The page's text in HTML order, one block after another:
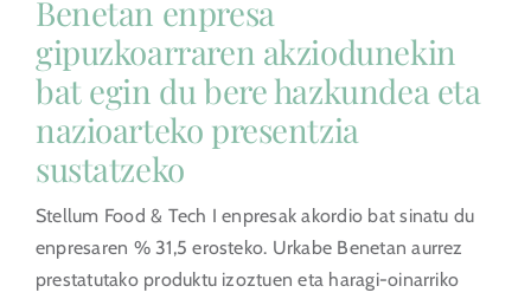
Benetan enpresa
gipuzkoarraren akziodunekin
bat egin du bere hazkundea eta
nazioarteko presentzia
sustatzeko
Stellum Food & Tech I enpresak akordio bat sinatu du
enpresaren % 31,5 erosteko. Urkabe Benetan aurrez
prestatutako produktu izoztuen eta haragi-oinarriko